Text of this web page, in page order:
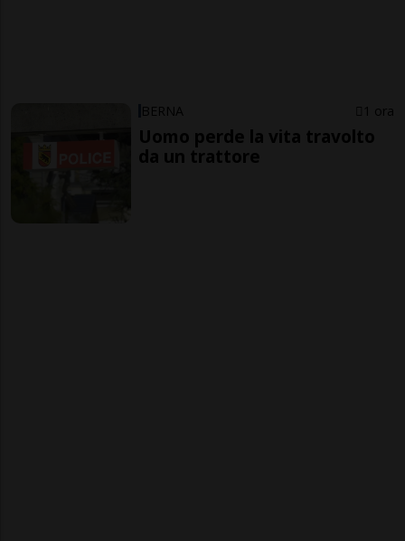
BERNA 1 ora
Uomo perde la vita travolto
da un trattore